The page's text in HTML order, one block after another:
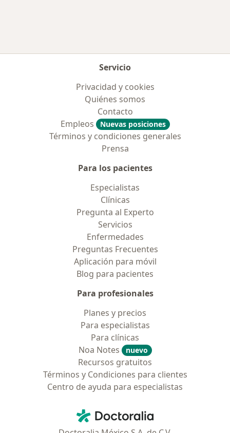
Servicio
Privacidad y cookies
Quiénes somos
Contacto
Empleos
Nuevas posiciones
Términos y condiciones generales
Prensa
Para los pacientes
Especialistas
Clínicas
Pregunta al Experto
Servicios
Enfermedades
Preguntas Frecuentes
Aplicación para móvil
Blog para pacientes
Para profesionales
Planes y precios
Para especialistas
Para clínicas
Noa Notes
nuevo
Recursos gratuitos
Términos y Condiciones para clientes
Centro de ayuda para especialistas
Doctoralia - Página de inicio